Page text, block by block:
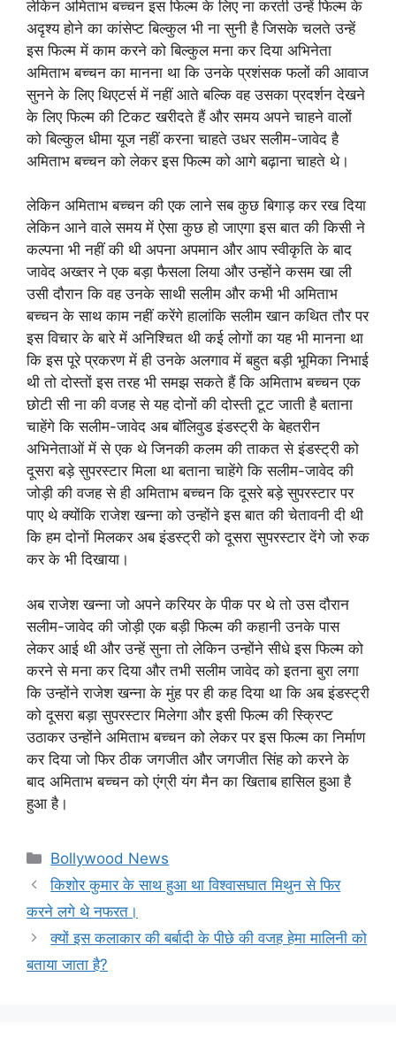
लेकिन अमिताभ बच्चन इस फिल्म के लिए ना करती उन्हें फिल्म के
अदृश्य होने का कांसेप्ट बिल्कुल भी ना सुनी है जिसके चलते उन्हें
इस फिल्म में काम करने को बिल्कुल मना कर दिया अभिनेता
अमिताभ बच्चन का मानना था कि उनके प्रशंसक फलों की आवाज
सुनने के लिए थिएटर्स में नहीं आते बल्कि वह उसका प्रदर्शन देखने
के लिए फिल्म की टिकट खरीदते हैं और समय अपने चाहने वालों
को बिल्कुल धीमा यूज नहीं करना चाहते उधर सलीम-जावेद है
अमिताभ बच्चन को लेकर इस फिल्म को आगे बढ़ाना चाहते थे।
लेकिन अमिताभ बच्चन की एक लाने सब कुछ बिगाड़ कर रख दिया
लेकिन आने वाले समय में ऐसा कुछ हो जाएगा इस बात की किसी ने
कल्पना भी नहीं की थी अपना अपमान और आप स्वीकृति के बाद
जावेद अख्तर ने एक बड़ा फैसला लिया और उन्होंने कसम खा ली
उसी दौरान कि वह उनके साथी सलीम और कभी भी अमिताभ
बच्चन के साथ काम नहीं करेंगे हालांकि सलीम खान कथित तौर पर
इस विचार के बारे में अनिश्चित थी कई लोगों का यह भी मानना था
कि इस पूरे प्रकरण में ही उनके अलगाव में बहुत बड़ी भूमिका निभाई
थी तो दोस्तों इस तरह भी समझ सकते हैं कि अमिताभ बच्चन एक
छोटी सी ना की वजह से यह दोनों की दोस्ती टूट जाती है बताना
चाहेंगे कि सलीम-जावेद अब बॉलिवुड इंडस्ट्री के बेहतरीन
अभिनेताओं में से एक थे जिनकी कलम की ताकत से इंडस्ट्री को
दूसरा बड़े सुपरस्टार मिला था बताना चाहेंगे कि सलीम-जावेद की
जोड़ी की वजह से ही अमिताभ बच्चन कि दूसरे बड़े सुपरस्टार पर
पाए थे क्योंकि राजेश खन्ना को उन्होंने इस बात की चेतावनी दी थी
कि हम दोनों मिलकर अब इंडस्ट्री को दूसरा सुपरस्टार देंगे जो रुक
कर के भी दिखाया।
अब राजेश खन्ना जो अपने करियर के पीक पर थे तो उस दौरान
सलीम-जावेद की जोड़ी एक बड़ी फिल्म की कहानी उनके पास
लेकर आई थी और उन्हें सुना तो लेकिन उन्होंने सीधे इस फिल्म को
करने से मना कर दिया और तभी सलीम जावेद को इतना बुरा लगा
कि उन्होंने राजेश खन्ना के मुंह पर ही कह दिया था कि अब इंडस्ट्री
को दूसरा बड़ा सुपरस्टार मिलेगा और इसी फिल्म की स्क्रिप्ट
उठाकर उन्होंने अमिताभ बच्चन को लेकर पर इस फिल्म का निर्माण
कर दिया जो फिर ठीक जगजीत और जगजीत सिंह को करने के
बाद अमिताभ बच्चन को एंग्री यंग मैन का खिताब हासिल हुआ है
हुआ है।
Categories
Bollywood News
किशोर कुमार के साथ हुआ था विश्वासघात मिथुन से फिर
करने लगे थे नफरत।
क्यों इस कलाकार की बर्बादी के पीछे की वजह हेमा मालिनी को
बताया जाता है?